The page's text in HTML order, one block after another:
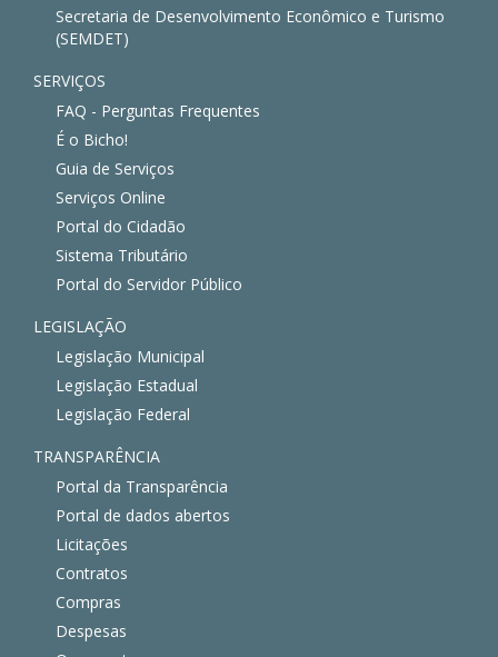
Secretaria de Desenvolvimento Econômico e Turismo
(SEMDET)
SERVIÇOS
FAQ - Perguntas Frequentes
É o Bicho!
Guia de Serviços
Serviços Online
Portal do Cidadão
Sistema Tributário
Portal do Servidor Público
LEGISLAÇÃO
Legislação Municipal
Legislação Estadual
Legislação Federal
TRANSPARÊNCIA
Portal da Transparência
Portal de dados abertos
Licitações
Contratos
Compras
Despesas